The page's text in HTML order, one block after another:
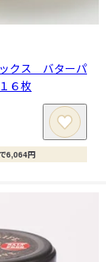
ックス バターパ
６枚
6,064円